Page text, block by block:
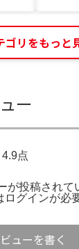
ゴリをもっと
ー
4.9点
が投稿されて
ログインが必
ューを書く